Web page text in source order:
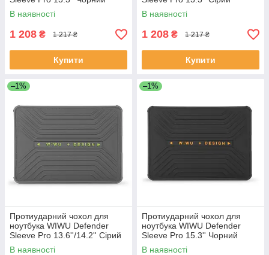
В наявності
1 208 ₴ 1 217 ₴
Купити
В наявності
1 208 ₴ 1 217 ₴
Купити
–1%
Протиударний чохол для
ноутбука WIWU Defender
Sleeve Pro 13.6''/14.2'' Сірий
В наявності
–1%
Протиударний чохол для
ноутбука WIWU Defender
Sleeve Pro 15.3'' Чорний
В наявності